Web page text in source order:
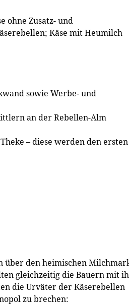
ohne Zusatz- und
Käse mit Heumilch
sowie Werbe- und
an der Rebellen-Alm
– diese werden den ersten
über den heimischen
gleichzeitig die Bauern mit
die Urväter der Käserebellen
zu brechen: